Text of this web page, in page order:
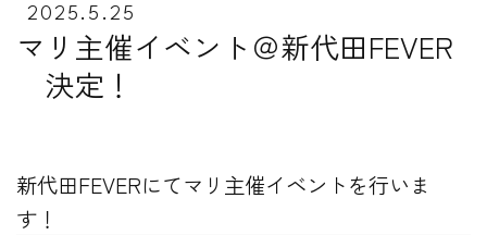
2025.5.25
マリ主催イベント＠新代田FEVER
決定！
新代田FEVERにてマリ主催イベントを行いま
す！